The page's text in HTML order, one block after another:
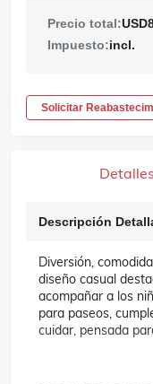
Precio total:
Impuesto:incl.
Solicitar
Descripción
Diversión,
diseño casual
acompañar a los
para paseos,
cuidar, pensada